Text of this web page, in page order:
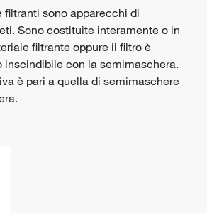
filtranti sono apparecchi di
Sono costituite interamente o in
filtrante oppure il filtro è
inscindibile con la semimaschera.
è pari a quella di semimaschere